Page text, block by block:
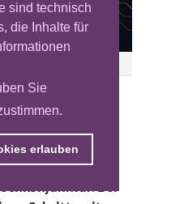
sind technisch
die Inhalte für
Sie
erlauben
Stock
ebenso wichtiger
Hand geben –
Daher haben
Bei